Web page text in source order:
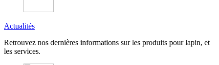
Actualités
Retrouvez nos dernières informations sur les produits pour lapin, et
les services.